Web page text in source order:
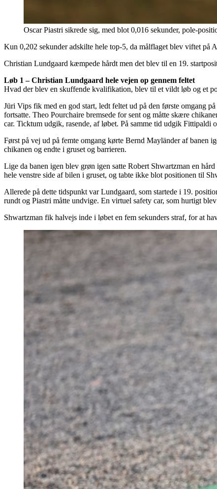
Oscar Piastri sikrede sig, med blot 0,016 sekunder, pole-
Kun 0,202 sekunder adskilte hele top-5, da målflaget blev viftet
Christian Lundgaard kæmpede hårdt men det blev til en 19.
Løb 1 – Christian Lundgaard hele vejen op gennem feltet
Hvad der blev en skuffende kvalifikation, blev til et vildt løb og et
Jüri Vips fik med en god start, ledt feltet ud på den første omgang
fortsatte. Theo Pourchaire bremsede for sent og måtte skære
car. Ticktum udgik, rasende, af løbet. På samme tid udgik Fittipaldi
Først på vej ud på femte omgang kørte Bernd Mayländer af banen
chikanen og endte i gruset og barrieren.
Lige da banen igen blev grøn igen satte Robert Shwartzman en
hele venstre side af bilen i gruset, og tabte ikke blot positionen til
Allerede på dette tidspunkt var Lundgaard, som startede i 19.
rundt og Piastri måtte undvige. En virtuel safety car, som hurtigt
Shwartzman fik halvejs inde i løbet en fem sekunders straf, for at